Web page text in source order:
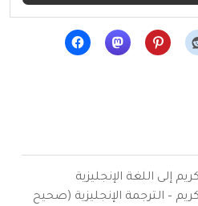
إلى اللغة الإنجليزية
– الترجمة الإنجليزية (صحيح